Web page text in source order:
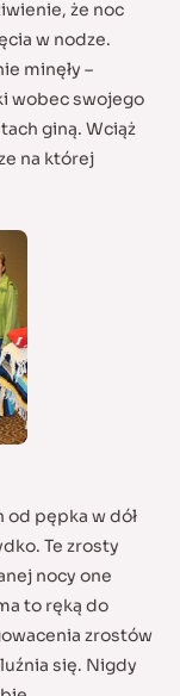
że noc
w nodze.
minęły –
wobec swojego
giną. Wciąż
na której
pępka w dół
Te zrosty
nocy one
to ręką do
zrostów
się. Nigdy